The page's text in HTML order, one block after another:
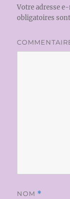
Votre adresse
obligatoires
NOM *